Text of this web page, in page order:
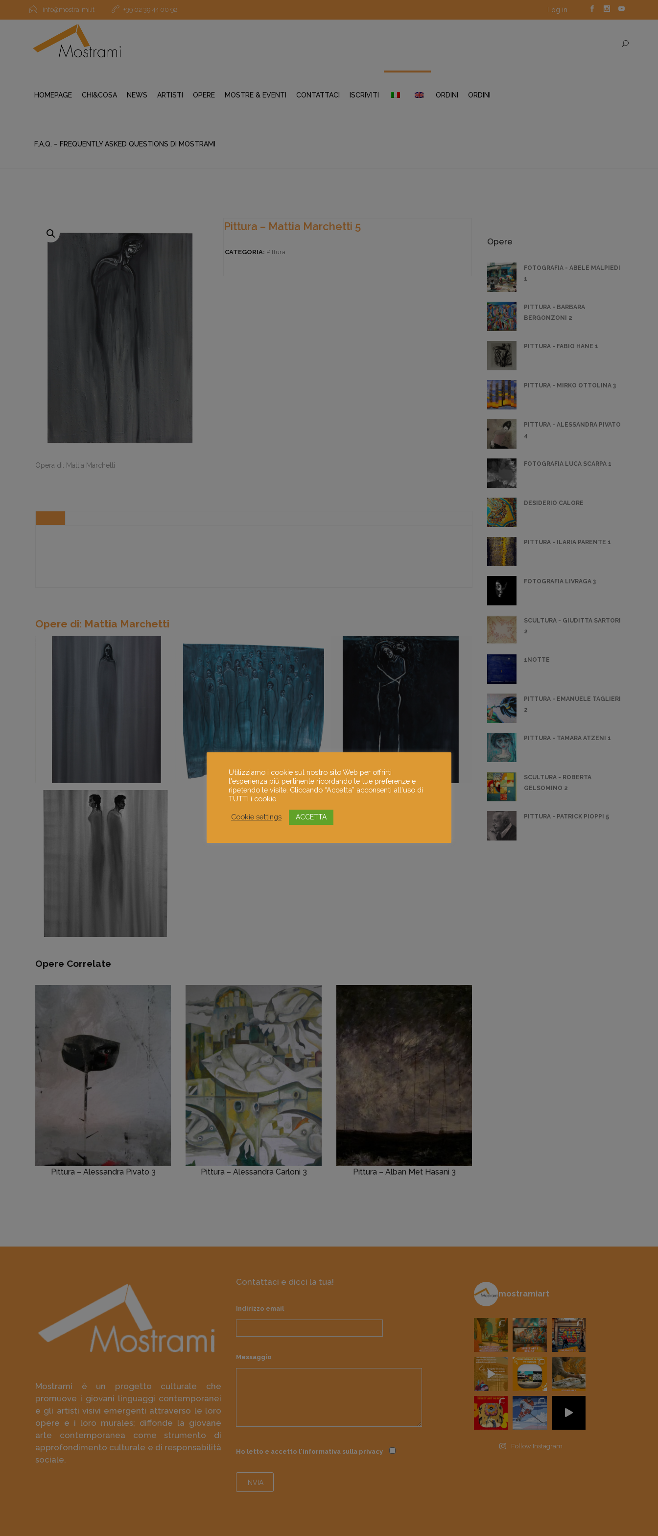
info@mostra-mi.it +39 02 39 44 00 92 Log in
HOMEPAGE CHI&COSA NEWS ARTISTI OPERE MOSTRE & EVENTI CONTATTACI ISCRIVITI ORDINI ORDINI
F.A.Q. – FREQUENTLY ASKED QUESTIONS DI MOSTRAMI
Opera di: Mattia Marchetti
Pittura – Mattia Marchetti 5
CATEGORIA: Pittura
Opere di: Mattia Marchetti
Opere Correlate
Pittura – Alessandra Pivato 3 Pittura – Alessandra Carloni 3 Pittura – Alban Met Hasani 3
Opere
FOTOGRAFIA - ABELE MALPIEDI
1
PITTURA - BARBARA
BERGONZONI 2
PITTURA - FABIO HANE 1
PITTURA - MIRKO OTTOLINA 3
PITTURA - ALESSANDRA PIVATO
4
FOTOGRAFIA LUCA SCARPA 1
DESIDERIO CALORE
PITTURA - ILARIA PARENTE 1
FOTOGRAFIA LIVRAGA 3
SCULTURA - GIUDITTA SARTORI
2
1NOTTE
PITTURA - EMANUELE TAGLIERI
2
PITTURA - TAMARA ATZENI 1
SCULTURA - ROBERTA
GELSOMINO 2
PITTURA - PATRICK PIOPPI 5
Mostrami è un progetto culturale che
promuove i giovani linguaggi contemporanei
e gli artisti visivi emergenti attraverso le loro
opere e i loro murales; diffonde la giovane
arte contemporanea come strumento di
approfondimento culturale e di responsabilità
sociale.
Contattaci e dicci la tua!
Indirizzo email
Messaggio
Ho letto e accetto l'informativa sulla privacy
mostramiart
Follow Instagram
Utilizziamo i cookie sul nostro sito Web per offrirti
l'esperienza più pertinente ricordando le tue preferenze e
ripetendo le visite. Cliccando “Accetta” acconsenti all'uso di
TUTTI i cookie.
Cookie settings ACCETTA